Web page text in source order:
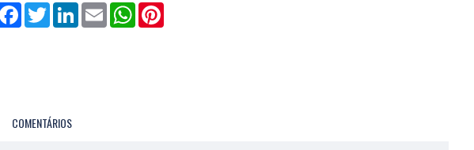
FacebookTwitterLinkedInEmail WhatsApp
COMENTÁRIOS